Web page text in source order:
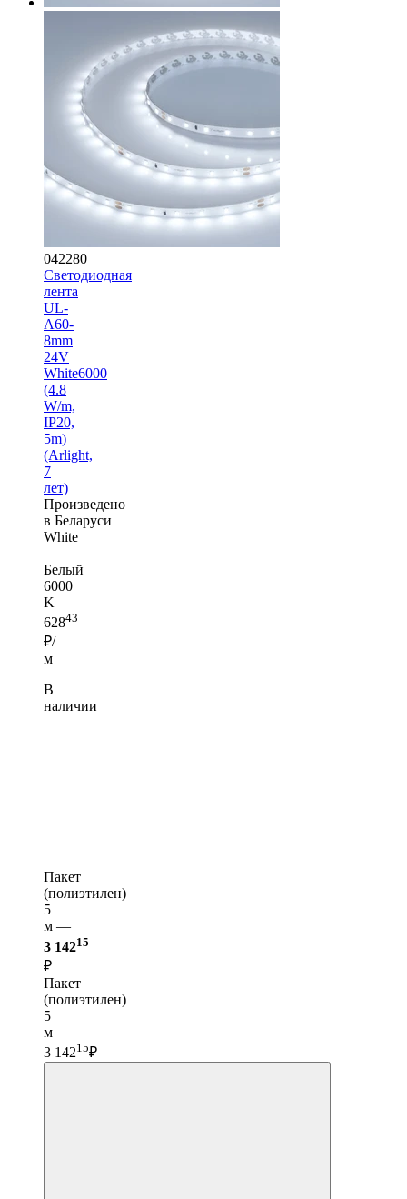
042280
Светодиодная
лента
UL-
A60-
8mm
24V
White6000
(4.8
W/m,
IP20,
5m)
(Arlight,
7
лет)
Произведено
в Беларуси
White
|
Белый
6000
K
62843
₽/
м
В
наличии
Пакет
(полиэтилен)
5
м —
3 14215
₽
Пакет
(полиэтилен)
5
м
3 14215₽